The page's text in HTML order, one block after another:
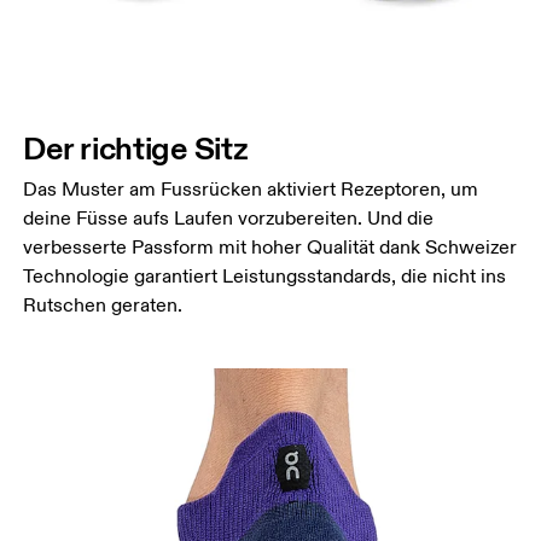
Der richtige Sitz
Das Muster am Fussrücken aktiviert Rezeptoren, um
deine Füsse aufs Laufen vorzubereiten. Und die
verbesserte Passform mit hoher Qualität dank Schweizer
Technologie garantiert Leistungsstandards, die nicht ins
Rutschen geraten.